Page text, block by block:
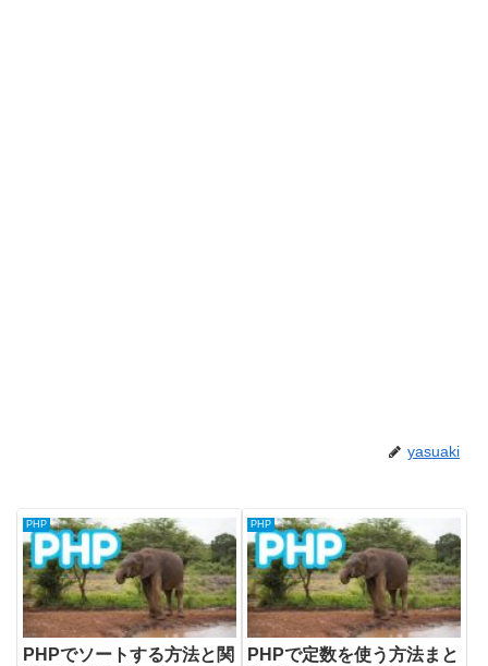
yasuaki
PHP
PHPでソートする方法と関
PHP
PHPで定数を使う方法まと